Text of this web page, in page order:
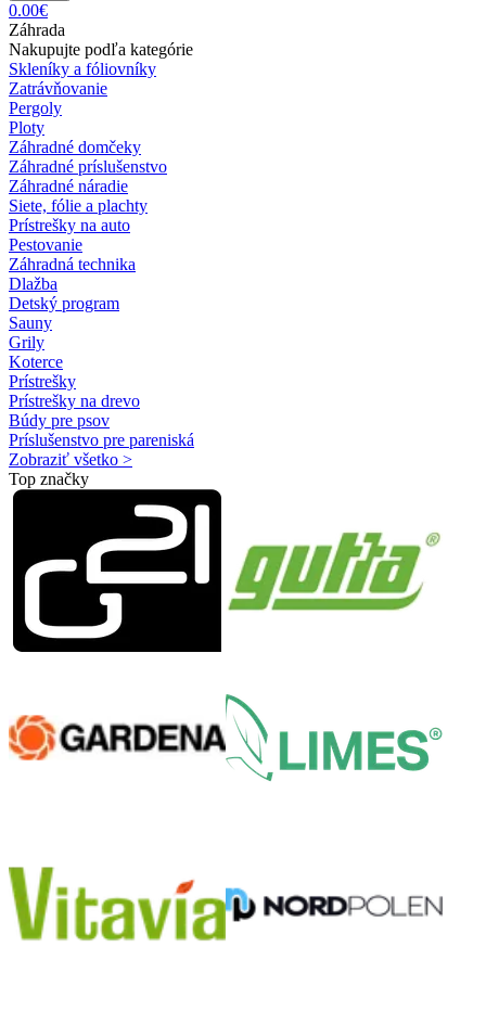
0.00€
Záhrada
Nakupujte podľa kategórie
Skleníky a fóliovníky
Zatrávňovanie
Pergoly
Ploty
Záhradné domčeky
Záhradné príslušenstvo
Záhradné náradie
Siete, fólie a plachty
Prístrešky na auto
Pestovanie
Záhradná technika
Dlažba
Detský program
Sauny
Grily
Koterce
Prístrešky
Prístrešky na drevo
Búdy pre psov
Príslušenstvo pre pareniská
Zobraziť všetko >
Top značky